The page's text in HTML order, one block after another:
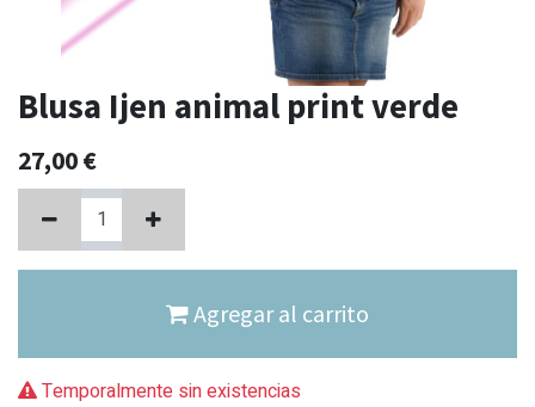
Blusa Ijen animal print verde
27,00€
Agregar al carrito
Temporalmente sin existencias